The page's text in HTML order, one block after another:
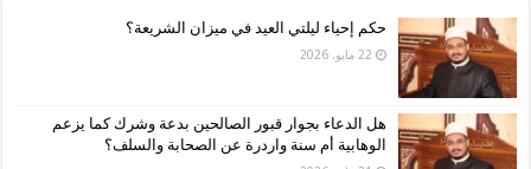
حكم إحياء ليلتي العيد في ميزان الشريعة؟
22 مايو، 2026
هل الدعاء بجوار قبور الصالحين بدعة وشرك كما يزعم
الوهابية أم سنة واردرة عن الصحابة والسلف؟